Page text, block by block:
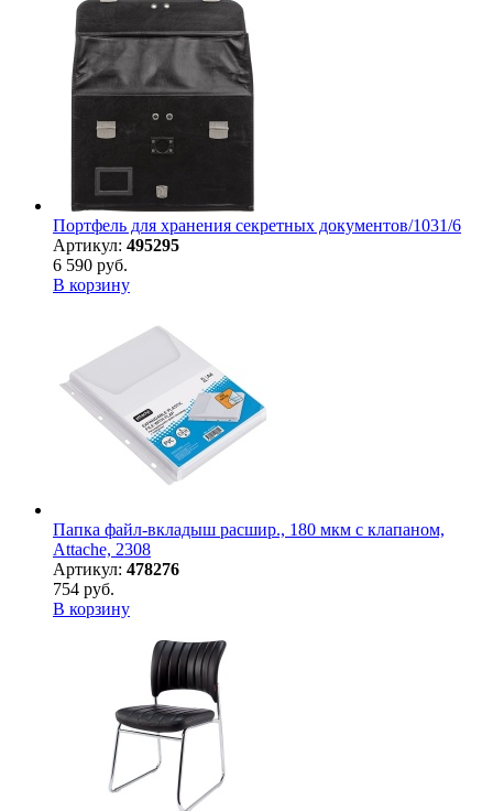
Портфель для хранения секретных документов/1031/6
Артикул: 495295
6 590 руб.
В корзину
Папка файл-вкладыш расшир., 180 мкм с клапаном,
Attache, 2308
Артикул: 478276
754 руб.
В корзину